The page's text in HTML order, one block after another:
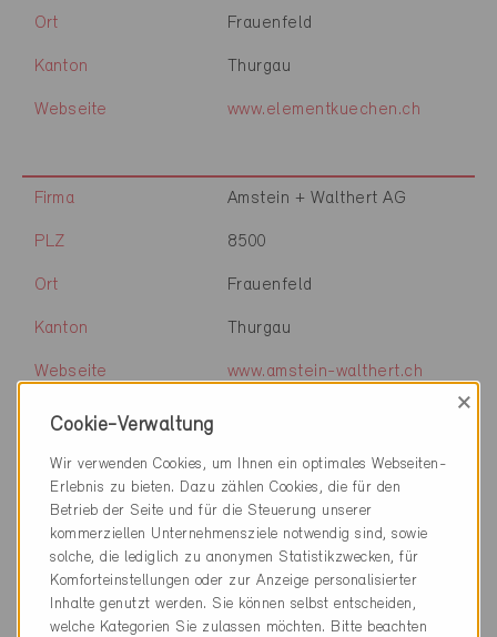
Ort Frauenfeld
Kanton Thurgau
Webseite www.elementkuechen.ch
Firma Amstein + Walthert AG
PLZ 8500
Ort Frauenfeld
Kanton Thurgau
Webseite www.amstein-walthert.ch
Firma novus engineering GmbH
PLZ 8500
Frauenfeld
Kanton Thurgau
Cookie-Verwaltung
×
Wir verwenden Cookies, um Ihnen ein optimales Webseiten-
Erlebnis zu bieten. Dazu zählen Cookies, die für den
Betrieb der Seite und für die Steuerung unserer
kommerziellen Unternehmensziele notwendig sind, sowie
solche, die lediglich zu anonymen Statistikzwecken, für
Komforteinstellungen oder zur Anzeige personalisierter
Inhalte genutzt werden. Sie können selbst entscheiden,
welche Kategorien Sie zulassen möchten. Bitte beachten